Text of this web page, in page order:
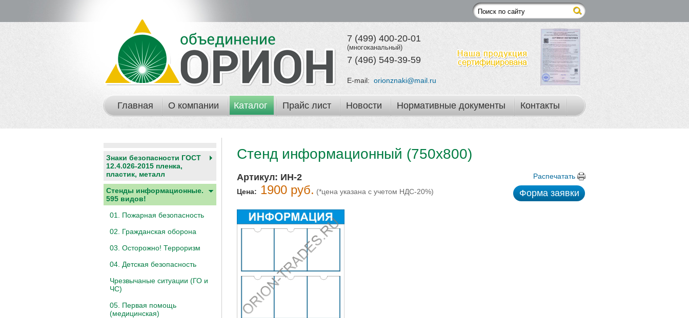
7 (499) 400-20-01
(многоканальный)
7 (496) 549-39-59
E-mail: orionznaki@mail.ru
Главная О компании Каталог Прайс лист Новости Нормативные документы Контакты
Знаки безопасности ГОСТ
12.4.026-2015 пленка,
пластик, металл
Стенды информационные.
595 видов!
01. Пожарная безопасность
02. Гражданская оборона
03. Осторожно! Терроризм
04. Детская безопасность
Чрезвычаные ситуации (ГО и
ЧС)
05. Первая помощь
(медицинская)
Стенд информационный (750х800)
Артикул: ИН-2
Цена: 1900 руб. (*цена указана с учетом НДС-20%)
Распечатать
Форма заявки